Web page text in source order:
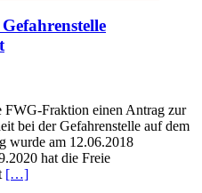
FWG-Fraktion einen Antrag zur
bei der Gefahrenstelle auf dem
wurde am 12.06.2018
hat die Freie
[…]